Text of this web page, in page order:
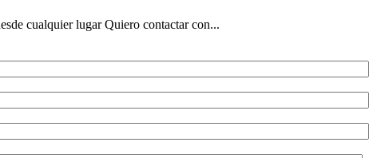
cualquier lugar Quiero contactar con...